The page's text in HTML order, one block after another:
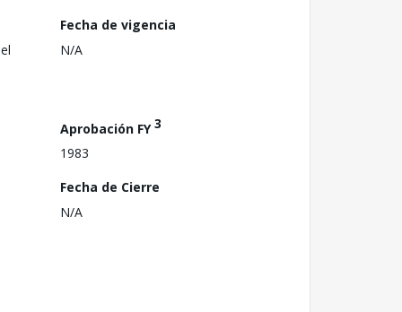
Fecha de vigencia
N/A
Aprobación FY3
1983
Fecha de Cierre
N/A